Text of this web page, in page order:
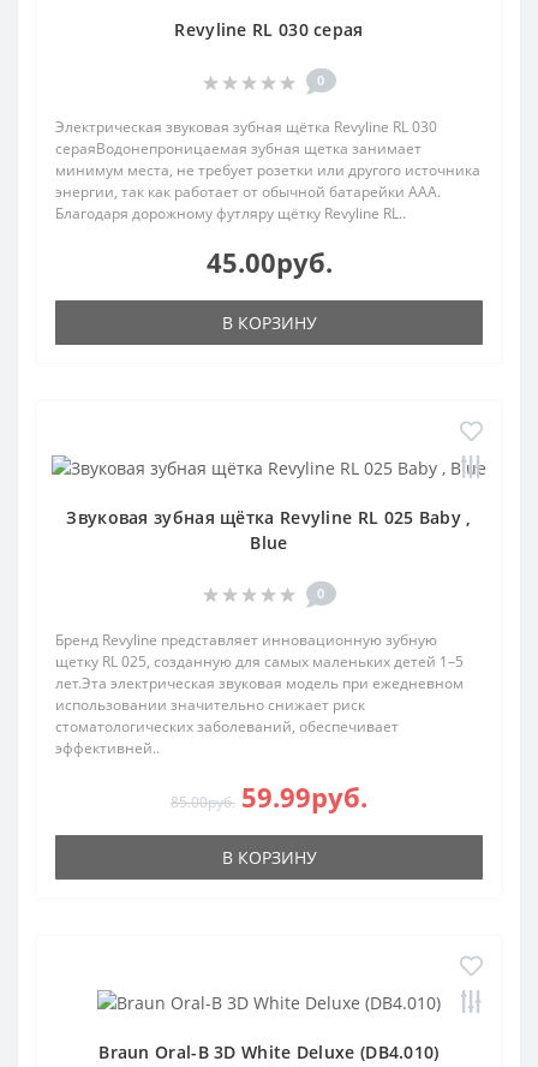
Revyline RL 030 серая
0
Электрическая звуковая зубная щётка Revyline RL 030
сераяВодонепроницаемая зубная щетка занимает
минимум места, не требует розетки или другого источника
энергии, так как работает от обычной батарейки ААА.
Благодаря дорожному футляру щётку Revyline RL..
45.00руб.
В КОРЗИНУ
Звуковая зубная щётка Revyline RL 025 Baby ,
Blue
0
Бренд Revyline представляет инновационную зубную
щетку RL 025, созданную для самых маленьких детей 1–5
лет.Эта электрическая звуковая модель при ежедневном
использовании значительно снижает риск
стоматологических заболеваний, обеспечивает
эффективней..
85.00руб. 59.99руб.
В КОРЗИНУ
Braun Oral-B 3D White Deluxe (DB4.010)